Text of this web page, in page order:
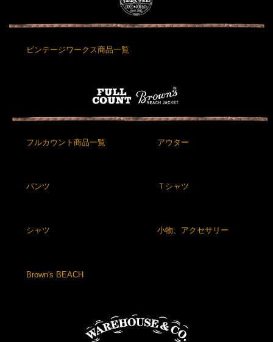
ビンテージワークス商品一覧
フルカウント商品一覧 アウター
パンツ Ｔシャツ
シャツ 小物、アクセサリー
Brown's BEACH